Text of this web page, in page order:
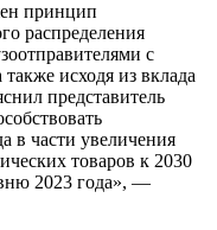
принцип
распределения
с
исходя из вклада
представитель
в части увеличения
товаров к 2030
2023 года», —